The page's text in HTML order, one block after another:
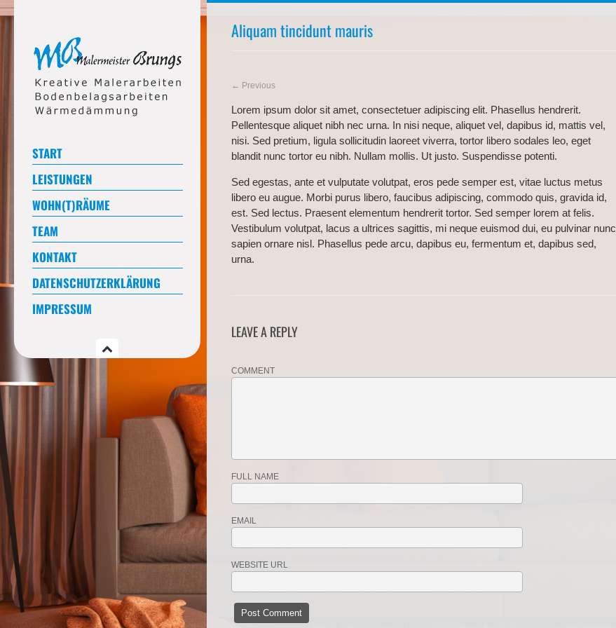
START
LEISTUNGEN
WOHN(T)RÄUME
TEAM
KONTAKT
DATENSCHUTZERKLÄRUNG
IMPRESSUM
Aliquam tincidunt mauris
← Previous
Lorem ipsum dolor sit amet, consectetuer adipiscing elit. Phasellus hendrerit.
Pellentesque aliquet nibh nec urna. In nisi neque, aliquet vel, dapibus id, mattis vel,
nisi. Sed pretium, ligula sollicitudin laoreet viverra, tortor libero sodales leo, eget
blandit nunc tortor eu nibh. Nullam mollis. Ut justo. Suspendisse potenti.
Sed egestas, ante et vulputate volutpat, eros pede semper est, vitae luctus metus
libero eu augue. Morbi purus libero, faucibus adipiscing, commodo quis, gravida id,
est. Sed lectus. Praesent elementum hendrerit tortor. Sed semper lorem at felis.
Vestibulum volutpat, lacus a ultrices sagittis, mi neque euismod dui, eu pulvinar nunc
sapien ornare nisl. Phasellus pede arcu, dapibus eu, fermentum et, dapibus sed,
urna.
LEAVE A REPLY
COMMENT
FULL NAME
EMAIL
WEBSITE URL